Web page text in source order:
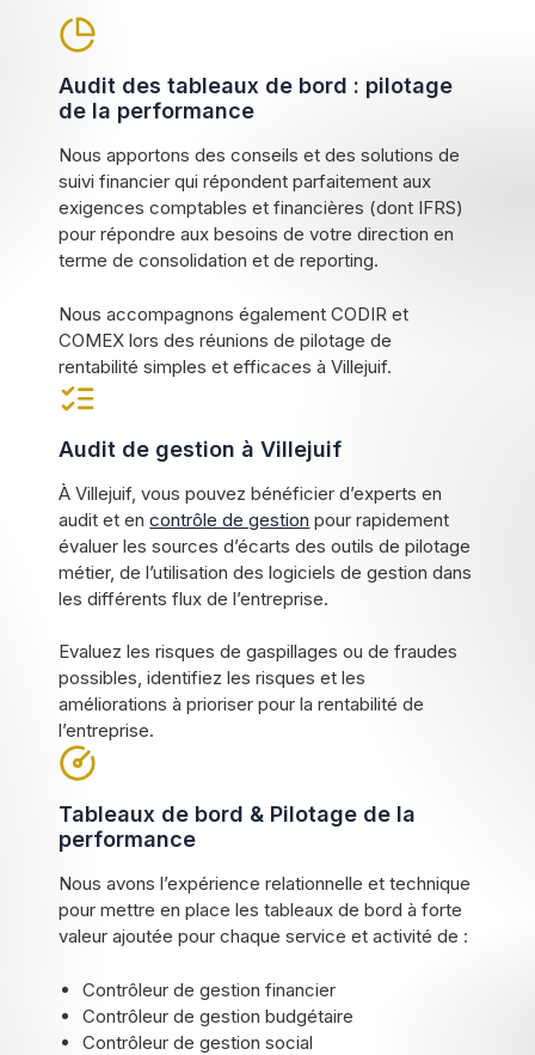
Audit des tableaux de bord : pilotage
de la performance
Nous apportons des conseils et des solutions de
suivi financier qui répondent parfaitement aux
exigences comptables et financières (dont IFRS)
pour répondre aux besoins de votre direction en
terme de consolidation et de reporting.
Nous accompagnons également CODIR et
COMEX lors des réunions de pilotage de
rentabilité simples et efficaces à Villejuif.
Audit de gestion à Villejuif
À Villejuif, vous pouvez bénéficier d’experts en
audit et encontrôle de gestion pour rapidement
évaluer les sources d’écarts des outils de pilotage
métier, de l’utilisation des logiciels de gestion dans
les différents flux de l’entreprise.
Evaluez les risques de gaspillages ou de fraudes
possibles, identifiez les risques et les
améliorations à prioriser pour la rentabilité de
l’entreprise.
Tableaux de bord & Pilotage de la
performance
Nous avons l’expérience relationnelle et technique
pour mettre en place les tableaux de bord à forte
valeur ajoutée pour chaque service et activité de :
Contrôleur de gestion financier
Contrôleur de gestion budgétaire
Contrôleur de gestion social